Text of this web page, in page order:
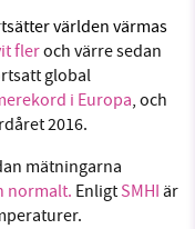
LinkedIn
världen värmas
fleroch värre sedan
global
i Europa, och
2016.
mätningarna
normalt. Enligt SMHI är
Sedan
drivit
genom
Nu vill vi
att du
en slant till